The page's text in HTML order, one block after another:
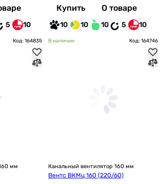
5 10
Купить О товаре
10 10 10 5 10
Код: 164835
мм
В наличии Код: 164746
Канальный вентилятор 160 мм
Вентс ВКМц 160 (220/60)